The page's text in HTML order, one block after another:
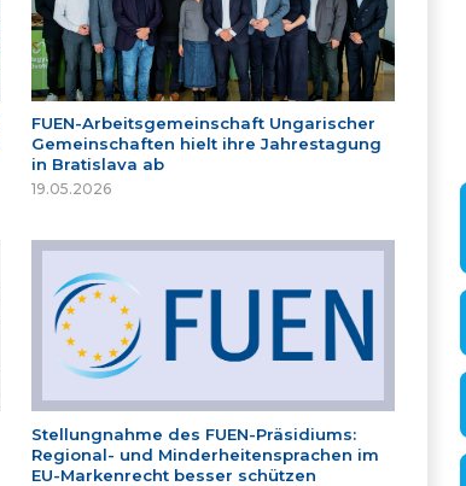
FUEN-Arbeitsgemeinschaft Ungarischer
Gemeinschaften hielt ihre Jahrestagung
in Bratislava ab
19.05.2026
Stellungnahme des FUEN-Präsidiums:
Regional- und Minderheitensprachen im
EU-Markenrecht besser schützen